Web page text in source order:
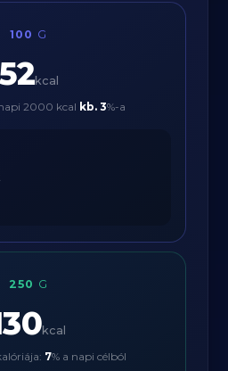
100 G
52kcal
2000 kcal kb. 3%-a
250 G
kcal
7% a napi célból